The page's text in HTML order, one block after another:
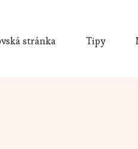
stránka Tipy